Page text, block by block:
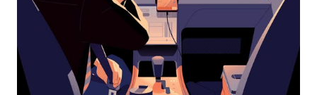
Escape
agenda
te
sluiten.